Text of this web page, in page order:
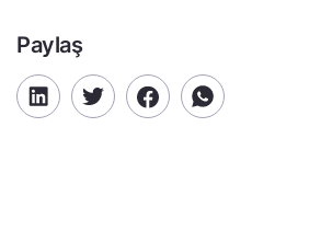
Paylaş